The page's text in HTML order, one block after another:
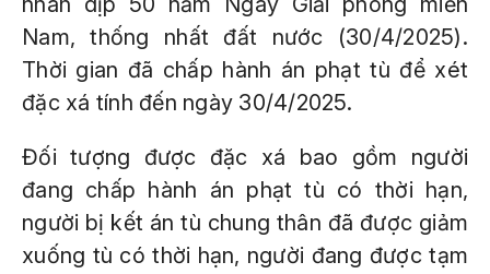
Nam, thống nhất đất nước (30/4/2025).
Thời gian đã chấp hành án phạt tù để xét
đặc xá tính đến ngày 30/4/2025.
Đối tượng được đặc xá bao gồm người
đang chấp hành án phạt tù có thời hạn,
người bị kết án tù chung thân đã được giảm
xuống tù có thời hạn, người đang được tạm